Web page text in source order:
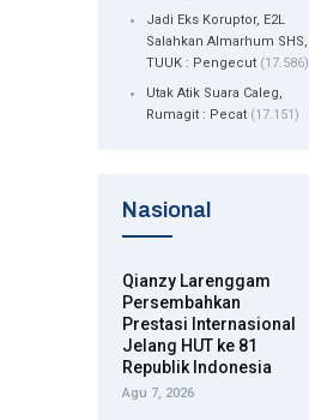
Jadi Eks Koruptor, E2L
Salahkan Almarhum SHS,
TUUK : Pengecut (17.586)
Utak Atik Suara Caleg,
Rumagit : Pecat (17.151)
Nasional
Qianzy Larenggam
Persembahkan
Prestasi Internasional
Jelang HUT ke 81
Republik Indonesia
Agu 7, 2026